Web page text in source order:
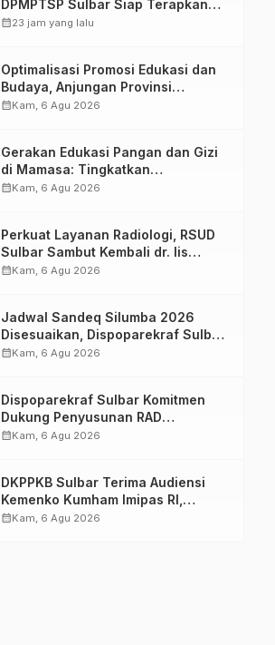
DPMPTSP Sulbar Siap Terapkan
Aplikasi FLEKSI ASN
calendar_month23 jam yang lalu
Optimalisasi Promosi Edukasi dan
Budaya, Anjungan Provinsi
Sulawesi Barat Perkuat Kolaborasi
calendar_monthKam, 6 Agu 2026
Gerakan Edukasi Pangan dan Gizi
di Mamasa: Tingkatkan
Pengetahuan dan Keterampilan
calendar_monthKam, 6 Agu 2026
Perkuat Layanan Radiologi, RSUD
Sulbar Sambut Kembali dr. Iis
Imelda, Sp.Rad
calendar_monthKam, 6 Agu 2026
Jadwal Sandeq Silumba 2026
Disesuaikan, Dispoparekraf Sulbar
Pastikan Persiapan Tetap
calendar_monthKam, 6 Agu 2026
Dispoparekraf Sulbar Komitmen
Dukung Penyusunan RAD
TPB/SDGs Sulawesi Barat
calendar_monthKam, 6 Agu 2026
DKPPKB Sulbar Terima Audiensi
Kemenko Kumham Imipas RI,
Perkuat Pelayanan Kesehatan bagi
calendar_monthKam, 6 Agu 2026